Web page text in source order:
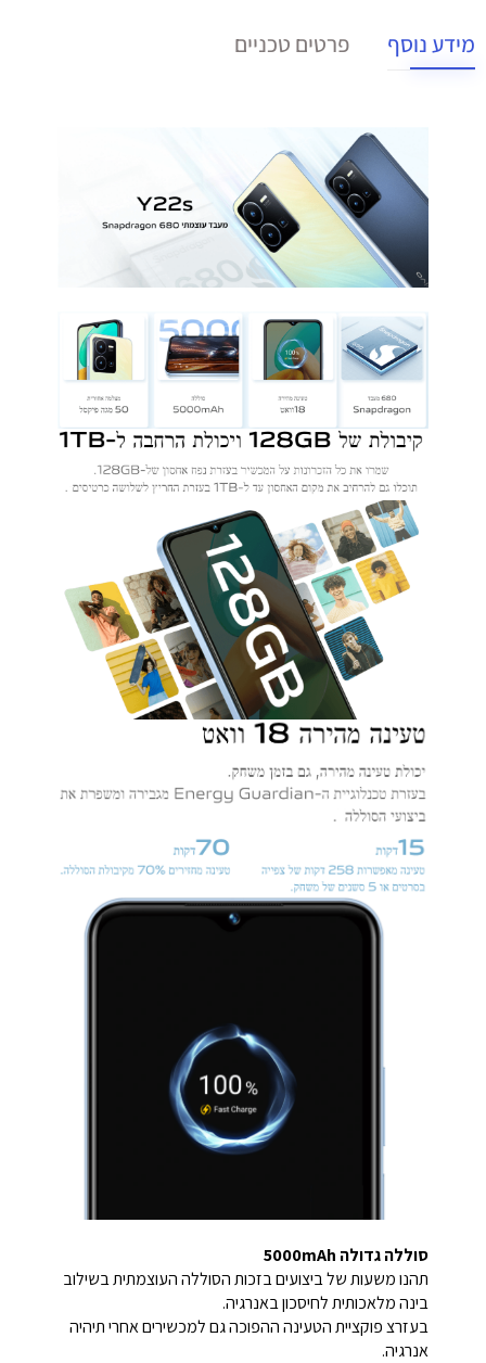
מידע נוסף פרטים טכניים
סוללה גדולה 5000mAh
תהנו משעות של ביצועים בזכות הסוללה העוצמתית בשילוב
בינה מלאכותית לחיסכון באנרגיה.
בעזרצ פוקציית הטעינה ההפוכה גם למכשירים אחרי תיהיה
אנרגיה.